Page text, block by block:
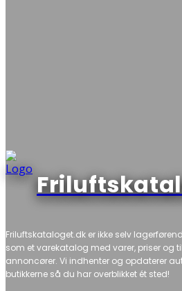
Friluftskataloget.dk er ikke selv
som et varekatalog med varer, priser og
annoncører. Vi indhenter og opdaterer
butikkerne så du har overblikket ét sted!